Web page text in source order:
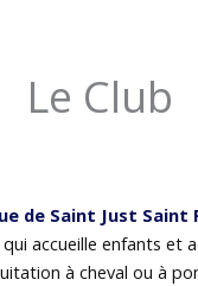
Le Club
de Saint Just Saint
qui accueille enfants et
à cheval ou à